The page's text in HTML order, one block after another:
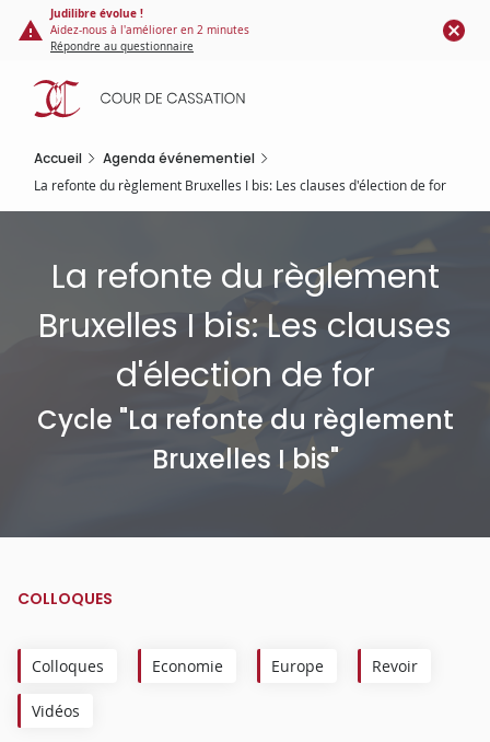
Panneau de gestion des cookies
contenu
principal
Judilibre évolue !
Aidez-nous à l'améliorer en 2 minutes
Répondre au questionnaire
Accueil Agenda événementiel
La refonte du règlement Bruxelles I bis: Les clauses d'élection de for
La refonte du règlement
Bruxelles I bis: Les clauses
d'élection de for
Cycle "La refonte du règlement
Bruxelles I bis"
COLLOQUES
Colloques Economie Europe Revoir
Vidéos